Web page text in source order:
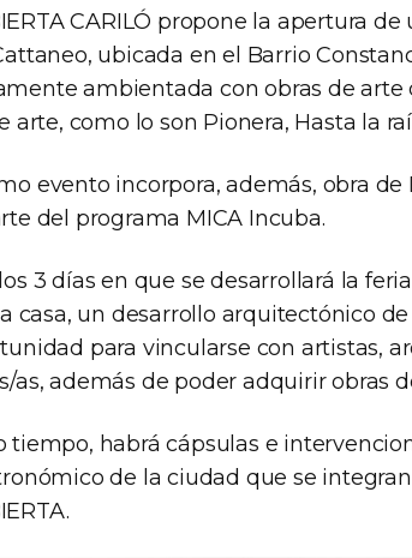
CARILÓ propone la apertura
ubicada en el Barrio
ambientada con obras de arte
arte, como lo son Pionera, Hasta la
evento incorpora, además, obra
del programa MICA Incuba.
3 días en que se desarrollará la
casa, un desarrollo arquitectónico
para vincularse con artistas,
as, además de poder adquirir obras
tiempo, habrá cápsulas e
de la ciudad que se